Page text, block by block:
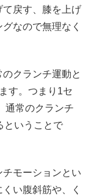
戻す、膝を上げ
なので無理なく
クランチ運動と
す。つまり1セ
通常のクランチ
ということで
モーションとい
い腹斜筋や、く